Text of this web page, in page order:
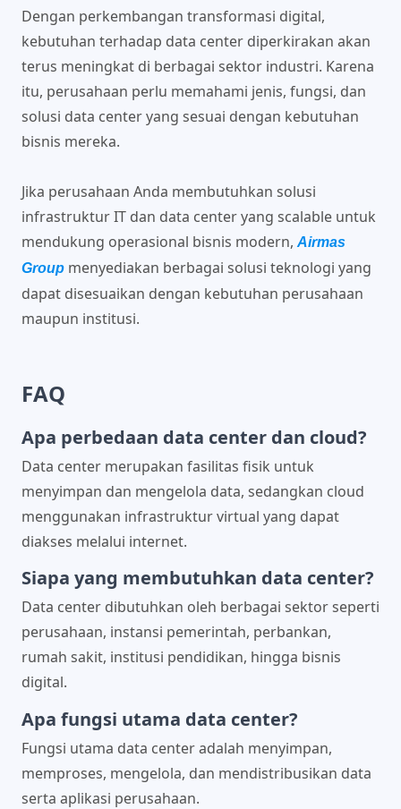
Dengan perkembangan transformasi digital,
kebutuhan terhadap data center diperkirakan akan
terus meningkat di berbagai sektor industri. Karena
itu, perusahaan perlu memahami jenis, fungsi, dan
solusi data center yang sesuai dengan kebutuhan
bisnis mereka.
Jika perusahaan Anda membutuhkan solusi
infrastruktur IT dan data center yang scalable untuk
mendukung operasional bisnis modern,Airmas
Group menyediakan berbagai solusi teknologi yang
dapat disesuaikan dengan kebutuhan perusahaan
maupun institusi.
FAQ
Apa perbedaan data center dan cloud?
Data center merupakan fasilitas fisik untuk
menyimpan dan mengelola data, sedangkan cloud
menggunakan infrastruktur virtual yang dapat
diakses melalui internet.
Siapa yang membutuhkan data center?
Data center dibutuhkan oleh berbagai sektor seperti
perusahaan, instansi pemerintah, perbankan,
rumah sakit, institusi pendidikan, hingga bisnis
digital.
Apa fungsi utama data center?
Fungsi utama data center adalah menyimpan,
memproses, mengelola, dan mendistribusikan data
serta aplikasi perusahaan.